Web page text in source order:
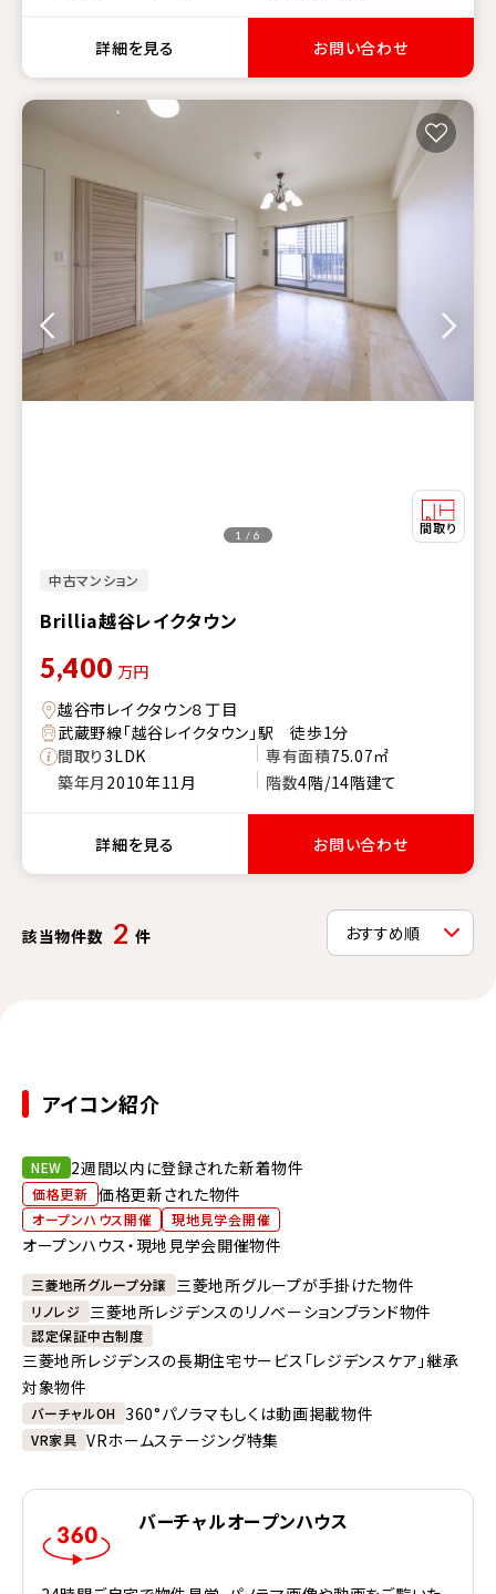
詳細を見る お問い合わせ
中古マンション
Brillia越谷レイクタウン
1 / 6
5,400 万円
越谷市レイクタウン８丁目
武蔵野線「越谷レイクタウン」駅 徒歩1分
間取り3LDK 専有面積75.07㎡
築年月 2010年11月 階数4階/14階建て
詳細を見る お問い合わせ
該当物件数 2 件
アイコン紹介
NEW 2週間以内に登録された新着物件
価格更新 価格更新された物件
オープンハウス開催 現地見学会開催
オープンハウス・現地見学会開催物件
三菱地所グループ分譲 三菱地所グループが手掛けた物件
リノレジ 三菱地所レジデンスのリノベーションブランド物件
認定保証中古制度
三菱地所レジデンスの長期住宅サービス「レジデンスケア」継承
対象物件
バーチャルOH 360°パノラマもしくは動画掲載物件
VR家具 VRホームステージング特集
バーチャルオープンハウス